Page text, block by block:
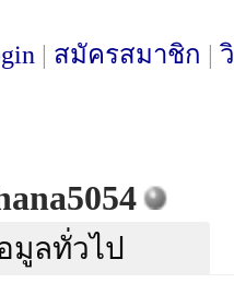
| สมัครสมาชิก |
มูลทั่วไป